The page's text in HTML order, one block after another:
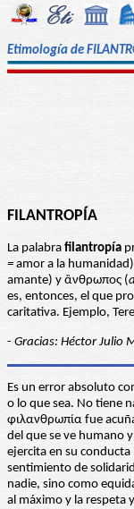
Etimología de
FILANTROPÍA
La palabra filantropía
= amor a la
amante) y ἂνθρωπος (
es, entonces, el que
caritativa. Ejemplo,
- Gracias: Héctor Julio
Es un error absoluto
o lo que sea. No tiene
φιλανθρωπία fue
del que se ve humano
ejercita en su
sentimiento de
nadie, sino como
al máximo y la respeta